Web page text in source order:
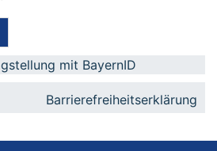
mit BayernID
Barrierefreiheitserklärung